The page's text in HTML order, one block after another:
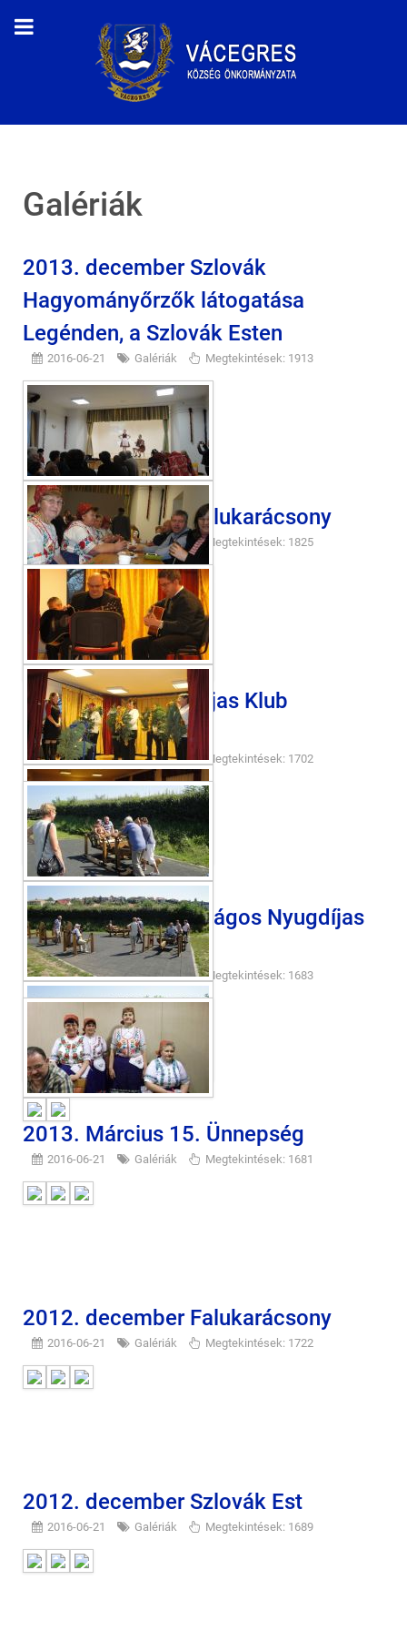
Galériák
2013. december Szlovák
Hagyományőrzők látogatása
Legénden, a Szlovák Esten
2016-06-21 Galériák Megtekintések: 1913
2013. december Falukarácsony
2016-06-21 Galériák Megtekintések: 1825
2013. július Nyugdíjas Klub
Kirándulása
2016-06-21 Galériák Megtekintések: 1702
2013. március Országos Nyugdíjas
Ki Mit Tud?
2016-06-21 Galériák Megtekintések: 1683
2013. Március 15. Ünnepség
2016-06-21 Galériák Megtekintések: 1681
2012. december Falukarácsony
2016-06-21 Galériák Megtekintések: 1722
2012. december Szlovák Est
2016-06-21 Galériák Megtekintések: 1689